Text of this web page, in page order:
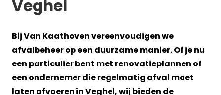
Veghel
Bij Van Kaathoven vereenvoudigen we
afvalbeheer op een duurzame manier. Of je nu
een particulier bent met renovatieplannen of
een ondernemer die regelmatig afval moet
laten afvoeren in Veghel, wij bieden de